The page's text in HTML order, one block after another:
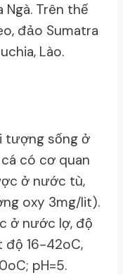
Ngà. Trên thế
đảo Sumatra
Lào.
tượng sống ở
có cơ quan
ở nước tù,
oxy 3mg/lit).
ở nước lợ, độ
độ 16-42oC,
pH=5.